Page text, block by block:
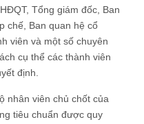
Tổng giám đốc, Ban
chế, Ban quan hệ cổ
viên và một số chuyên
cụ thể các thành viên
định.
nhân viên chủ chốt của
tiêu chuẩn được quy